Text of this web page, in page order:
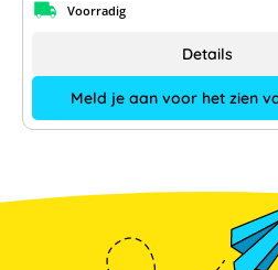
Voorradig
Meld je aan voor het zien
Details